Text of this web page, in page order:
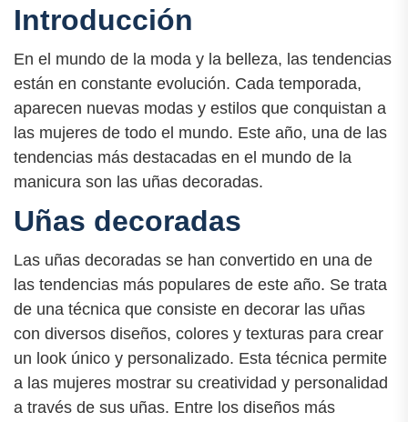
Introducción
En el mundo de la moda y la belleza, las tendencias
están en constante evolución. Cada temporada,
aparecen nuevas modas y estilos que conquistan a
las mujeres de todo el mundo. Este año, una de las
tendencias más destacadas en el mundo de la
manicura son las uñas decoradas.
Uñas decoradas
Las uñas decoradas se han convertido en una de
las tendencias más populares de este año. Se trata
de una técnica que consiste en decorar las uñas
con diversos diseños, colores y texturas para crear
un look único y personalizado. Esta técnica permite
a las mujeres mostrar su creatividad y personalidad
a través de sus uñas. Entre los diseños más